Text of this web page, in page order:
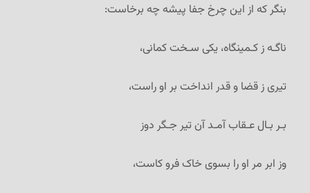
بنگر که از این چرخ جفا پیشه چه برخاست:
ناگـه ز کـمینگاه، یکی سـخت کمانی،
تیری ز قضا و قدر انداخت بر او راست،
بـر بـال عـقاب آمـد آن تیر جـگر دوز
وز ابر مر او را بسوی خاک فرو کاست،